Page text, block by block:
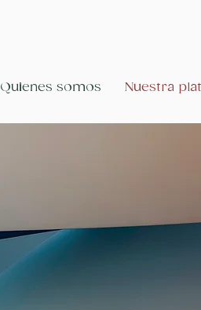
Quienes somos Nuestra